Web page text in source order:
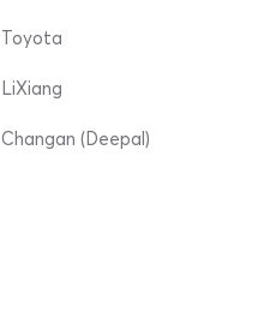
Toyota
LiXiang
Changan (Deepal)